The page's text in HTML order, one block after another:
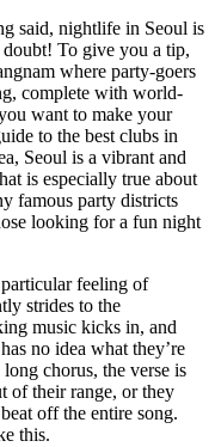
said, nightlife in Seoul is
To give you a tip,
where party-goers
complete with world-
want to make your
to the best clubs in
Seoul is a vibrant and
is especially true about
famous party districts
looking for a fun night
feeling of
strides to the
music kicks in, and
no idea what they’re
chorus, the verse is
of their range, or they
off the entire song.
this.